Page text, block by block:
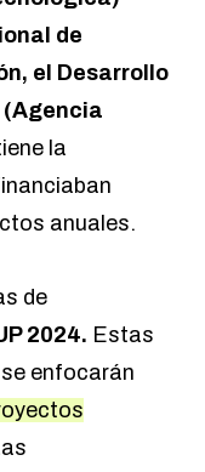
de
el Desarrollo
la
anuales.
de
2024. Estas
enfocarán